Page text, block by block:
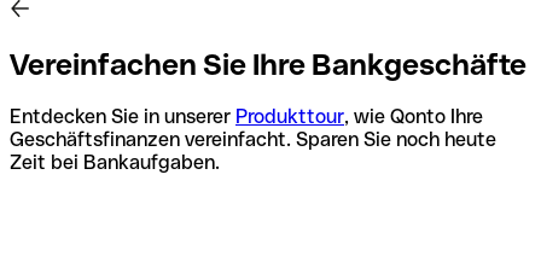
Vereinfachen Sie Ihre Bankgeschäfte
Entdecken Sie in unserer Produkttour, wie Qonto Ihre
Geschäftsfinanzen vereinfacht. Sparen Sie noch heute
Zeit bei Bankaufgaben.